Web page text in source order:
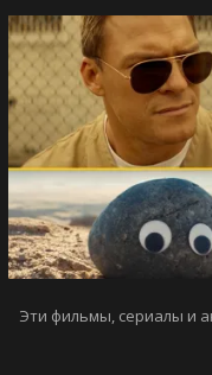
Эти фильмы, сериалы и